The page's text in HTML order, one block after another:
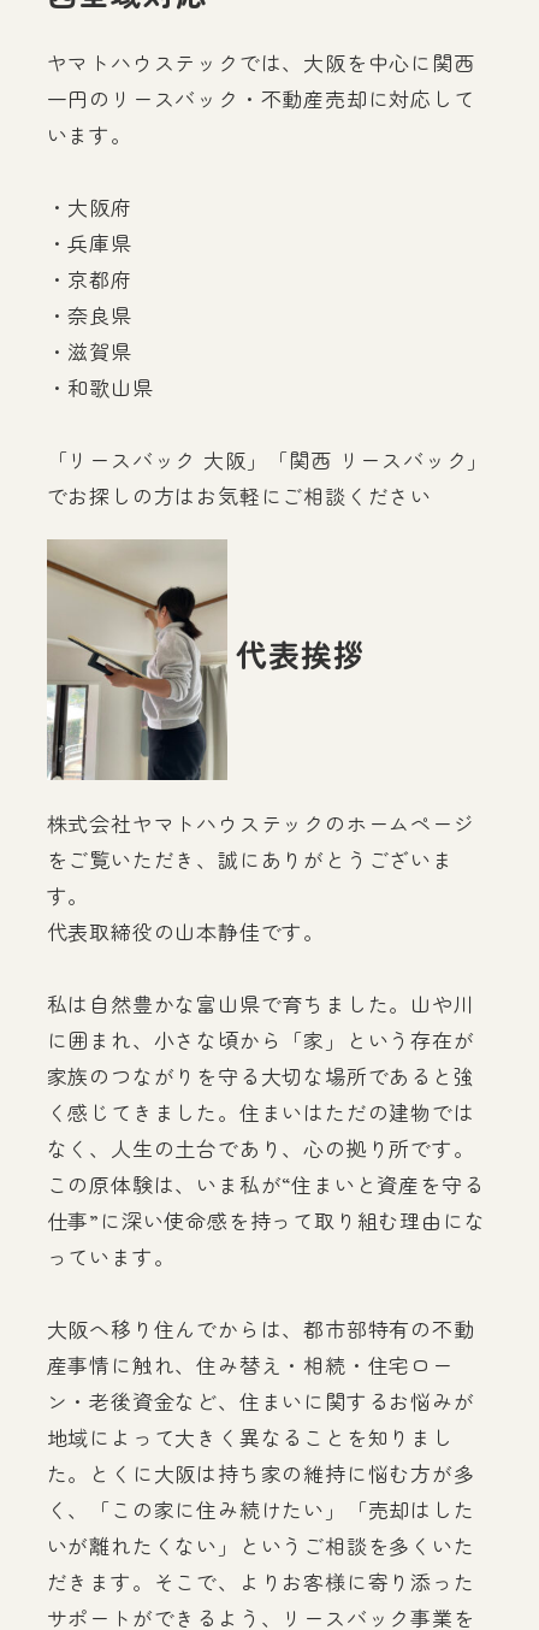
ヤマトハウステックでは、大阪を中心に関西
一円のリースバック・不動産売却に対応して
います。
・大阪府
・兵庫県
・京都府
・奈良県
・滋賀県
・和歌山県
「リースバック 大阪」「関西 リースバック」
でお探しの方はお気軽にご相談ください
代表挨拶
株式会社ヤマトハウステックのホームページ
をご覧いただき、誠にありがとうございま
す。
代表取締役の山本静佳です。
私は自然豊かな富山県で育ちました。山や川
に囲まれ、小さな頃から「家」という存在が
家族のつながりを守る大切な場所であると強
く感じてきました。住まいはただの建物では
なく、人生の土台であり、心の拠り所です。
この原体験は、いま私が“住まいと資産を守る
仕事”に深い使命感を持って取り組む理由にな
っています。
大阪へ移り住んでからは、都市部特有の不動
産事情に触れ、住み替え・相続・住宅ロー
ン・老後資金など、住まいに関するお悩みが
地域によって大きく異なることを知りまし
た。とくに大阪は持ち家の維持に悩む方が多
く、「この家に住み続けたい」「売却はした
いが離れたくない」というご相談を多くいた
だきます。そこで、よりお客様に寄り添った
サポートができるよう、リースバック事業を